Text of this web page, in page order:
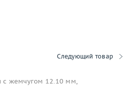
Следующий товар
с жемчугом 12.10 мм,